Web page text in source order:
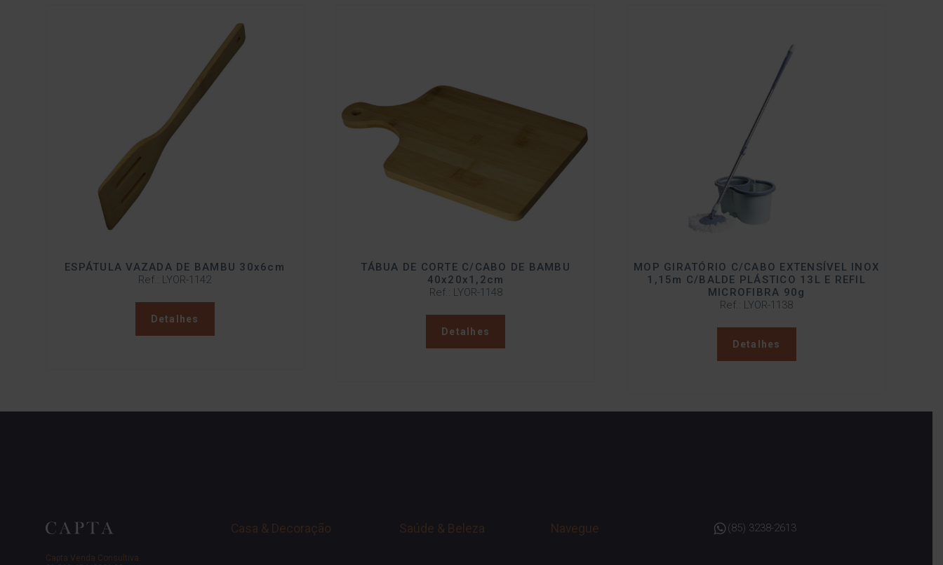
ESPÁTULA VAZADA DE BAMBU 30x6cm
Ref.: LYOR-1142
Detalhes
TÁBUA DE CORTE C/CABO DE BAMBU
40x20x1,2cm
Ref.: LYOR-1148
Detalhes
MOP GIRATÓRIO C/CABO EXTENSÍVEL INOX
1,15m C/BALDE PLÁSTICO 13L E REFIL
MICROFIBRA 90g
Ref.: LYOR-1138
Detalhes
Capta Venda Consultiva.
Casa & Decoração Saúde & Beleza Navegue (85) 3238-2613